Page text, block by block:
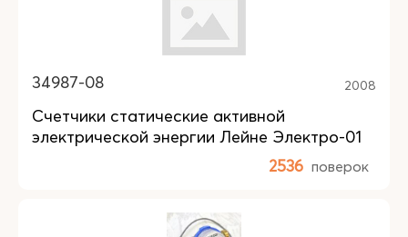
34987-08 2008
Счетчики статические активной
электрической энергии Лейне Электро-01
2536 поверок